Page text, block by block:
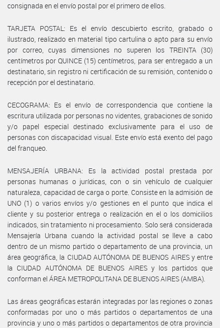
consignada en el envío postal por el primero de ellos.
TARJETA POSTAL: Es el envío descubierto escrito, grabado o
ilustrado, realizado en material tipo cartulina o apto para su envío
por correo, cuyas dimensiones no superen los TREINTA (30)
centímetros por QUINCE (15) centímetros, para ser entregado a un
destinatario, sin registro ni certificación de su remisión, contenido o
recepción por el destinatario.
CECOGRAMA: Es el envío de correspondencia que contiene la
escritura utilizada por personas no videntes, grabaciones de sonido
y/o papel especial destinado exclusivamente para el uso de
personas con discapacidad visual. Este envío está exento del pago
del franqueo.
MENSAJERÍA URBANA: Es la actividad postal prestada por
personas humanas o jurídicas, con o sin vehículo de cualquier
naturaleza, capacidad de carga o porte. Consiste en la admisión de
UNO (1) o varios envíos y/o gestiones en el punto que indica el
cliente y su posterior entrega o realización en el o los domicilios
indicados, sin tratamiento ni procesamiento. Solo será considerada
Mensajería Urbana cuando la actividad postal se lleve a cabo
dentro de un mismo partido o departamento de una provincia, un
área geográfica, la CIUDAD AUTÓNOMA DE BUENOS AIRES y entre
la CIUDAD AUTÓNOMA DE BUENOS AIRES y los partidos que
conforman el ÁREA METROPOLITANA DE BUENOS AIRES (AMBA).
Las áreas geográficas estarán integradas por las regiones o zonas
conformadas por uno o más partidos o departamentos de una
provincia y uno o más partidos o departamentos de otra provincia